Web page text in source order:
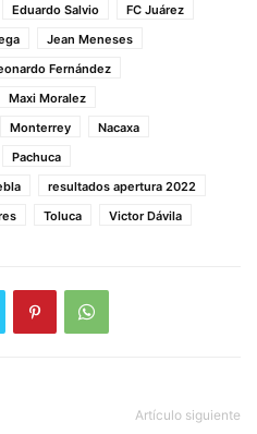
Eduardo Salvio
FC Juárez
Jean Meneses
Fernández
Maxi Moralez
Monterrey
Nacaxa
Pachuca
resultados apertura 2022
Toluca Victor Dávila
Artículo siguiente